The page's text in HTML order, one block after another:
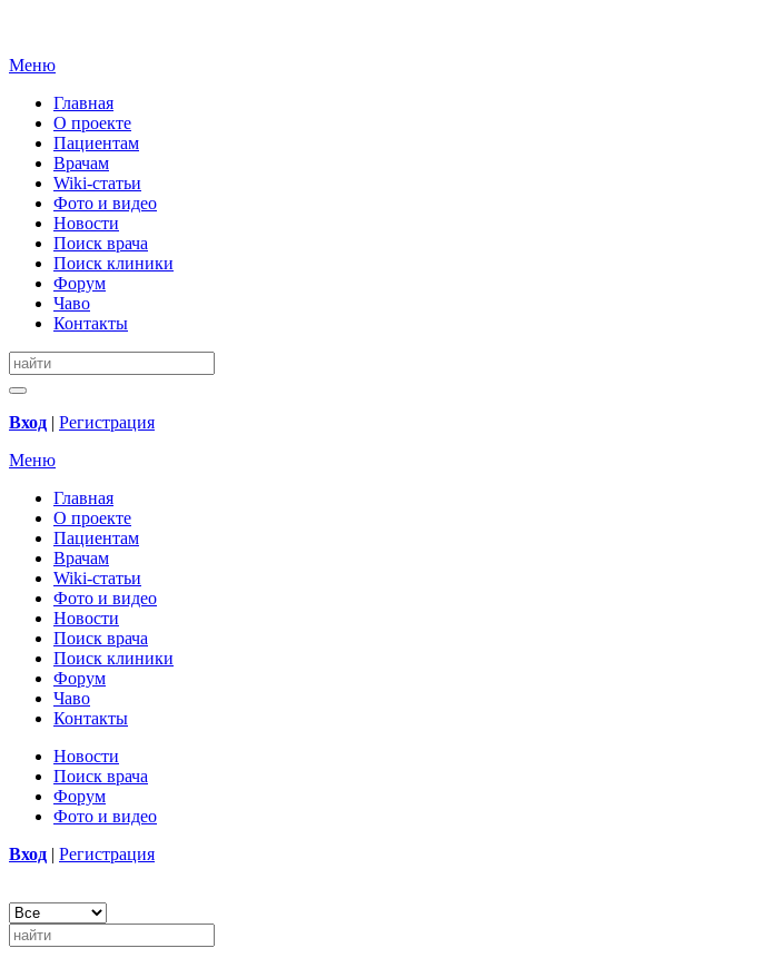
Меню
Главная
О проекте
Пациентам
Врачам
Wiki-статьи
Фото и видео
Новости
Поиск врача
Поиск клиники
Форум
Чаво
Контакты
Вход | Регистрация
Меню
Главная
О проекте
Пациентам
Врачам
Wiki-статьи
Фото и видео
Новости
Поиск врача
Поиск клиники
Форум
Чаво
Контакты
Новости
Поиск врача
Форум
Фото и видео
Вход | Регистрация